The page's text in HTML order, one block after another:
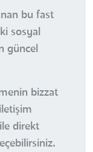
bu fast
sosyal
güncel
bizzat
direkt